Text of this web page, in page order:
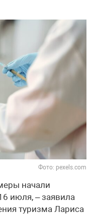
Фото: pexels.com
начали
июля, – заявила
туризма Лариса